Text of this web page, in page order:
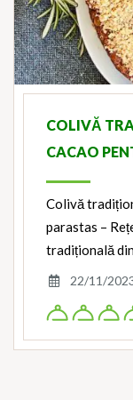
COLIVĂ
CACAO
Colivă
parastas –
tradițională
22/11/